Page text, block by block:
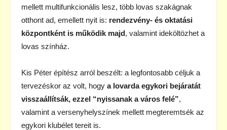
mellett multifunkcionális lesz, több lovas szakágnak
otthont ad, emellett nyit is: rendezvény- és oktatási
központként is működik majd, valamint ideköltözhet a
lovas színház.
Kis Péter építész arról beszélt: a legfontosabb céljuk a
tervezéskor az volt, hogy a lovarda egykori bejáratát
visszaállítsák, ezzel “nyissanak a város felé”,
valamint a versenyhelyszínek mellett megteremtsék az
egykori klubélet tereit is.